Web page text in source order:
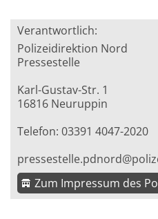
Verantwortlich:
Polizeidirektion Nord
Pressestelle
Karl-Gustav-Str. 1
16816 Neuruppin
Telefon: 03391 4047-2020
Zum Impressum des